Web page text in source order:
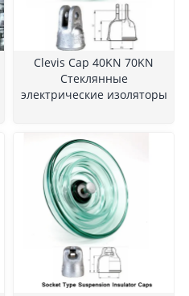
Clevis Cap 40KN 70KN
Стеклянные
электрические изоляторы